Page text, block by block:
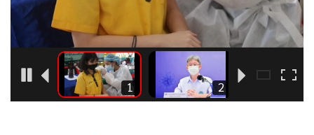
• Cyber BIZ
•
ผู้จัดกวน
• Good health & Well-being
Green Innovation & SD
Management & HR
1 2